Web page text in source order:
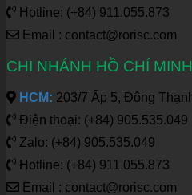
Hotline: (+84) 911.055.873
Email : contact@rorisc.com
CHI NHÁNH HỒ CHÍ MINH
HCM: 203/7 Ấp 5, Đông
Điện thoại: (+84) 905.535.049
Zalo: (+84) 905.535.049
Hotline: (+84) 911.055.873
Email : contact@rorisc.com